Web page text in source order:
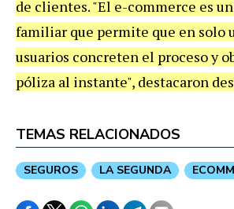
de clientes. "El e-commerce es
familiar que permite que en solo
usuarios concreten el proceso y
póliza al instante", destacaron
TEMAS RELACIONADOS
SEGUROS LA SEGUNDA